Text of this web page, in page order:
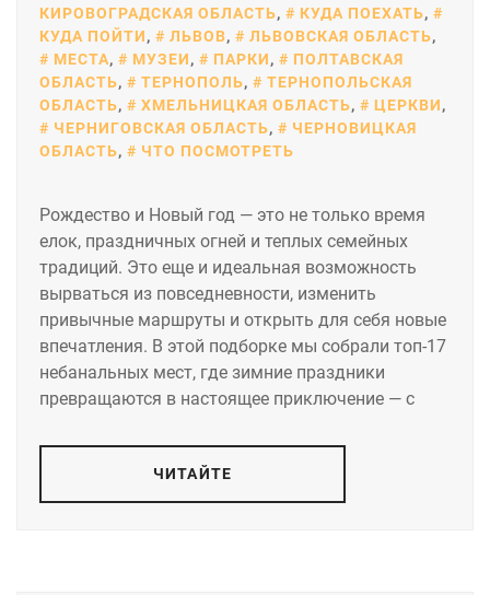
КИРОВОГРАДСКАЯ ОБЛАСТЬ, КУДА ПОЕХАТЬ,
КУДА ПОЙТИ, ЛЬВОВ, ЛЬВОВСКАЯ ОБЛАСТЬ,
МЕСТА, МУЗЕИ, ПАРКИ,
ПОЛТАВСКАЯ
ОБЛАСТЬ, ТЕРНОПОЛЬ,
ТЕРНОПОЛЬСКАЯ
ОБЛАСТЬ, ХМЕЛЬНИЦКАЯ ОБЛАСТЬ, ЦЕРКВИ,
ЧЕРНИГОВСКАЯ ОБЛАСТЬ,
ЧЕРНОВИЦКАЯ
ОБЛАСТЬ, ЧТО ПОСМОТРЕТЬ
Рождество и Новый год — это не только время
елок, праздничных огней и теплых семейных
традиций. Это еще и идеальная возможность
вырваться из повседневности, изменить
привычные маршруты и открыть для себя новые
впечатления. В этой подборке мы собрали топ-17
небанальных мест, где зимние праздники
превращаются в настоящее приключение — с
ЧИТАЙТЕ